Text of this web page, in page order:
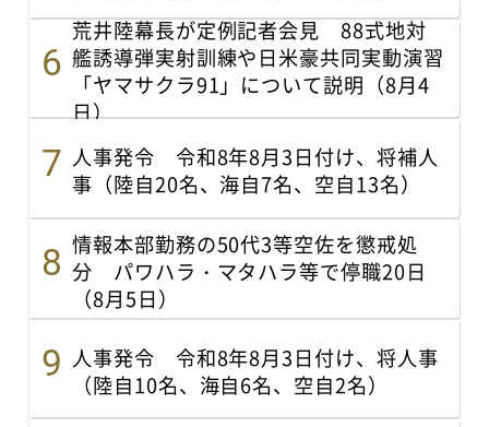
荒井陸幕長が定例記者会見 88式地対
艦誘導弾実射訓練や日米豪共同実動演習
「ヤマサクラ91」について説明（8月4
日）
人事発令 令和8年8月3日付け、将補人
事（陸自20名、海自7名、空自13名）
情報本部勤務の50代3等空佐を懲戒処
分 パワハラ・マタハラ等で停職20日
（8月5日）
人事発令 令和8年8月3日付け、将人事
（陸自10名、海自6名、空自2名）